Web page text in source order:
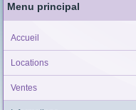
Menu principal
Accueil
Locations
Ventes